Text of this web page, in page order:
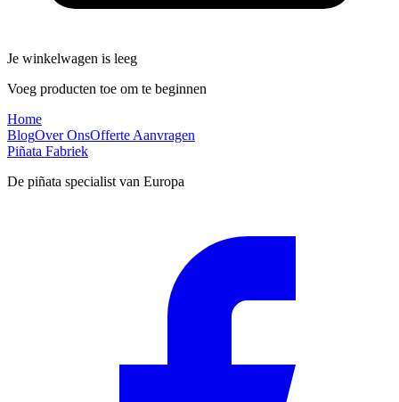
Je winkelwagen is leeg
Voeg producten toe om te beginnen
Home
BlogOver OnsOfferte Aanvragen
Piñata Fabriek
De piñata specialist van Europa